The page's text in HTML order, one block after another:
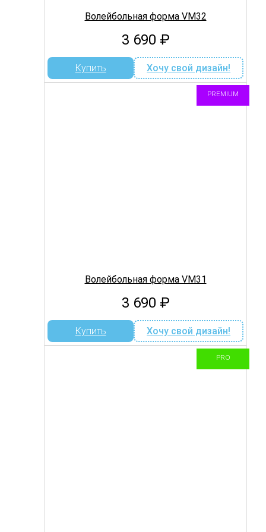
Волейбольная форма VM32
3 690 ₽
Купить Хочу свой дизайн!
PREMIUM
Волейбольная форма VM31
3 690 ₽
Купить Хочу свой дизайн!
PRO